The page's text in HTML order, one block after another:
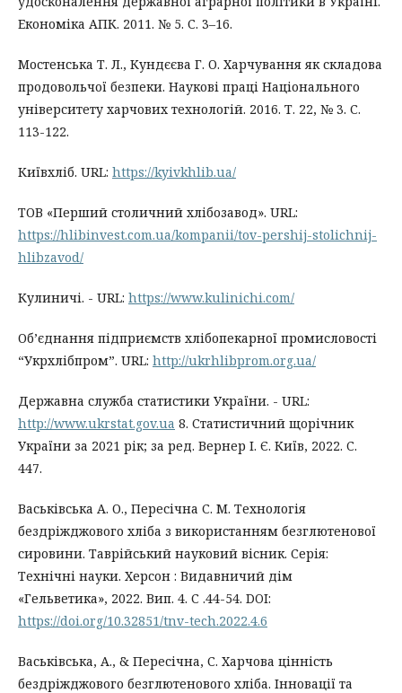
Економіка АПК. 2011. № 5. С. 3–16.
Мостенська Т. Л., Кундєєва Г. О. Харчування як складова
продовольчої безпеки. Наукові праці Національного
університету харчових технологій. 2016. Т. 22, № 3. С.
113-122.
Київхліб. URL: https://kyivkhlib.ua/
ТОВ «Перший столичний хлібозавод». URL:
https://hlibinvest.com.ua/kompanii/tov-pershij-stolichnij-
hlibzavod/
Кулиничі. - URL: https://www.kulinichi.com/
Об’єднання підприємств хлібопекарної промисловості
“Укрхлібпром”. URL: http://ukrhlibprom.org.ua/
Державна служба статистики України. - URL:
http://www.ukrstat.gov.ua 8. Статистичний щорічник
України за 2021 рік; за ред. Вернер І. Є. Київ, 2022. C.
447.
Васьківська А. О., Пересічна С. М. Технологія
бездріжджового хліба з використанням безглютенової
сировини. Таврійський науковий вісник. Серія:
Технічні науки. Херсон : Видавничий дім
«Гельветика», 2022. Вип. 4. С .44-54. DOI:
https://doi.org/10.32851/tnv-tech.2022.4.6
Васьківська, А., & Пересічна, С. Харчова цінність
бездріжджового безглютенового хліба. Інновації та